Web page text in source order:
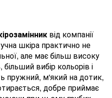
від компанії
шкіра практично не
але має більш високу
більший вибір кольорів і
пружний, м'який на дотик,
добре приймає